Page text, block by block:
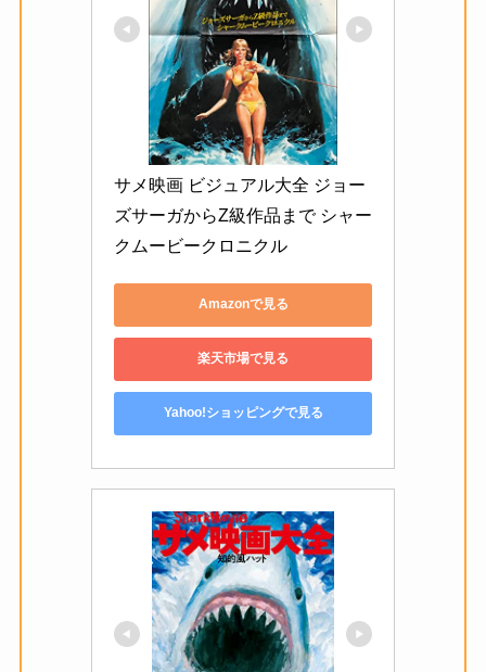
サメ映画 ビジュアル大全 ジョー
ズサーガからZ級作品まで シャー
クムービークロニクル
Amazonで見る
楽天市場で見る
Yahoo!ショッピングで見る